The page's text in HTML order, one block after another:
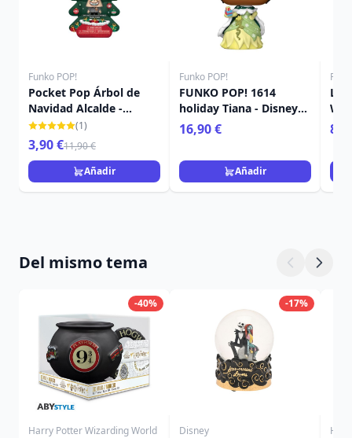
Funko POP!
Pocket Pop Árbol de
Navidad Alcalde -
Disney Pesadilla antes
Navidad
(1)
3,90 €11,90 €
Añadir
Funko POP!
FUNKO POP! 1614
holiday Tiana - Disney
Princess
16,90 €
Añadir
Del mismo tema
-40%
Harry Potter Wizarding World
-17%
Disney